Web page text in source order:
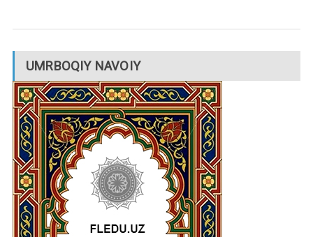
UMRBOQIY NAVOIY